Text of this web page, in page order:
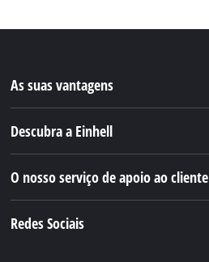
As suas vantagens
Descubra a Einhell
O nosso serviço de apoio ao cliente
Redes Sociais